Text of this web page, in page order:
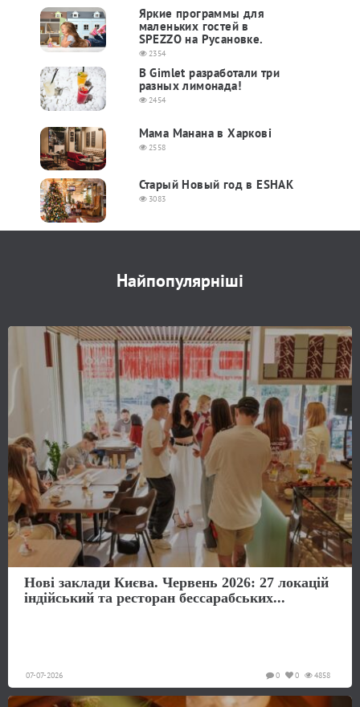
Яркие программы для
маленьких гостей в
SPEZZO на Русановке.
2354
В Gimlet разработали три
разных лимонада!
2454
Мама Манана в Харкові
2558
Старый Новый год в ESHAK
3083
Найпопулярніші
Нові заклади Києва. Червень 2026: 27 локацій
індійський та ресторан бессарабських...
07-07-2026 4858
0
0